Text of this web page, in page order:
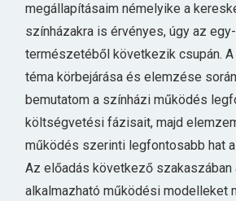
megállapításaim némelyike a
színházakra is érvényes, úgy az
természetéből következik csupán. A
téma körbejárása és elemzése
bemutatom a színházi működés
költségvetési fázisait, majd
működés szerinti legfontosabb hat
Az előadás következő
alkalmazható működési modelleket